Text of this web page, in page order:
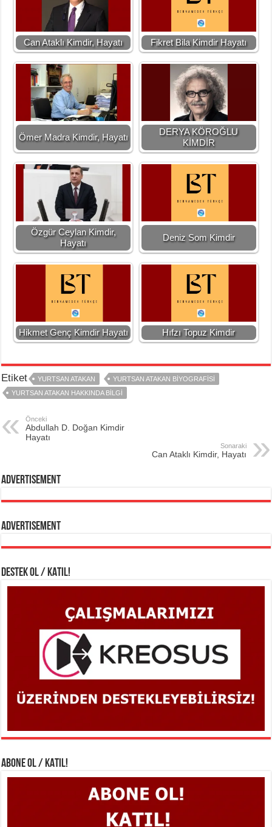
Can Ataklı Kimdir, Hayatı Fikret Bila Kimdir Hayatı
Ömer Madra Kimdir, Hayatı
DERYA KÖROĞLU
KİMDİR
Özgür Ceylan Kimdir,
Hayatı
Deniz Som Kimdir
Hikmet Genç Kimdir Hayatı Hıfzı Topuz Kimdir
Etiket YURTSAN ATAKAN
YURTSAN ATAKAN BIYOGRAFISI
YURTSAN ATAKAN HAKKINDA BILGI
Önceki
Abdullah D. Doğan Kimdir
Hayatı
Sonaraki
Can Ataklı Kimdir, Hayatı
Advertisement
Advertisement
DESTEK OL / KATIL!
ABONE OL / KATIL!